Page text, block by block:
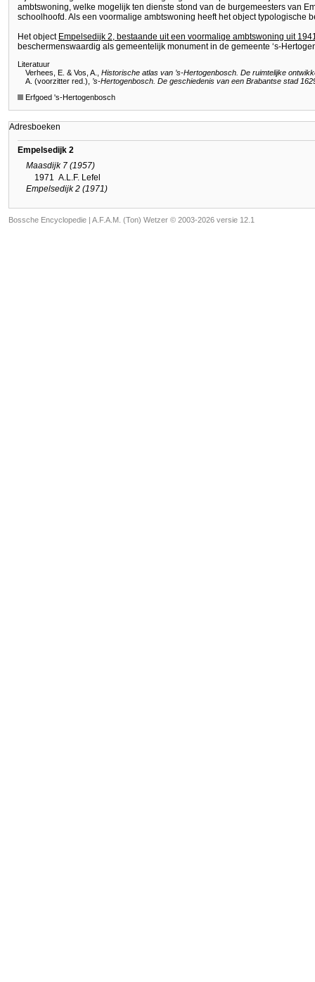
ambtswoning, welke mogelijk ten dienste stond van de burgemeesters van
schoolhoofd. Als een voormalige ambtswoning heeft het object typologische
Het object Empelsedijk 2, bestaande uit een voormalige ambtswoning uit
beschermenswaardig als gemeentelijk monument in de gemeente ‘s-
Literatuur
Verhees, E. & Vos, A., Historische atlas van ’s-Hertogenbosch. De ruimtelijke
A. (voorzitter red.), ’s-Hertogenbosch. De geschiedenis van een Brabantse stad
Erfgoed 's-Hertogenbosch
Adresboeken
Empelsedijk 2
Maasdijk 7 (1957)
1971
A.L.F. Lefel
Empelsedijk 2 (1971)
Bossche Encyclopedie | A.F.A.M. (Ton) Wetzer © 2003-2026 versie 12.1